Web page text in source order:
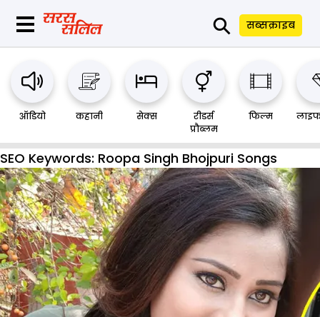
⚲ सब्सक्राइब
ऑडियो कहानी सेक्स
रीडर्स
प्रौब्लम
फिल्म
SEO Keywords: Roopa Singh Bhojpuri Songs